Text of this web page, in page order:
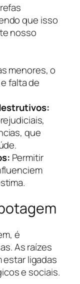
que isso
nosso
menores, o
falta de
que
Permitir
é
As raízes
ligadas
e sociais.